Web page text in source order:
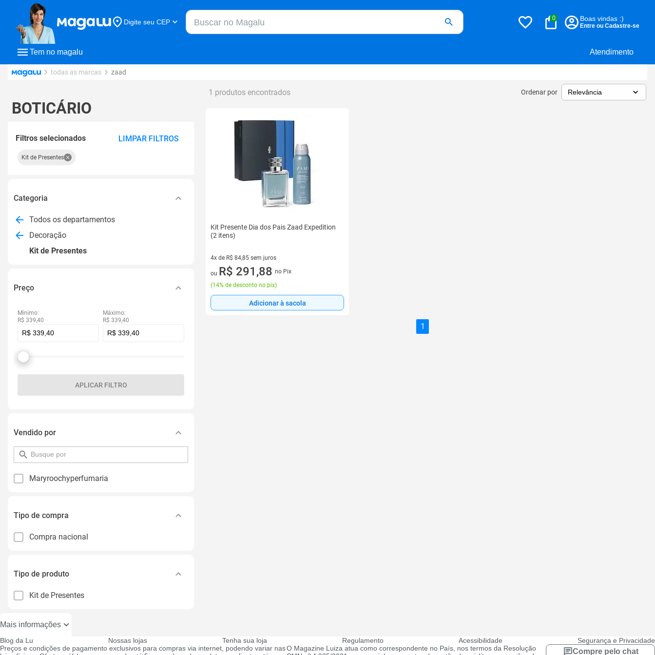
Tem no magalu Atendimento
Digite seu CEP
Buscar no Magalu
0 Boas vindas :)
Entre ou Cadastre-se
todas as marcas zaad
BOTICÁRIO
Filtros selecionados LIMPAR FILTROS
Kit de Presentes
Categoria
Todos os departamentos
Decoração
Kit de Presentes
Preço
Mínimo:
R$ 339,40
Máximo:
R$ 339,40
APLICAR FILTRO
Vendido por
pesquisar
por
Maryroochyperfumaria
Tipo de compra
Compra nacional
Tipo de produto
Kit de Presentes
1 produtos encontrados Ordenar por
Kit Presente Dia dos Pais Zaad Expedition
(2 itens)
4x de R$ 84,85 sem juros
4 vez de R$ 84,85 sem juros
ou R$ 291,88 no Pix
(14% de desconto no pix)
Adicionar à sacola
1
Mais informações
Blog da Lu Nossas lojas Tenha sua loja Regulamento Acessibilidade
Segurança e Privacidade
Preços e condições de pagamento exclusivos para compras via internet, podendo variar nasO Magazine Luiza atua como correspondente no País, nos termos da Resolução
Compre pelo chat